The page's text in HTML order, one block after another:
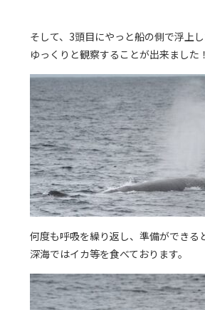
そして、3頭目にやっと船の側で浮上
ゆっくりと観察することが出来ました！
何度も呼吸を繰り返し、準備ができる
深海ではイカ等を食べております。